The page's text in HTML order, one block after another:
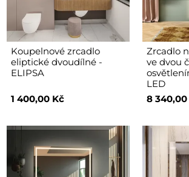
Koupelnové zrcadlo
eliptické dvoudílné -
ELIPSA
1 400,00 Kč
Zrcadlo
ve dvou
LED
8 340,00